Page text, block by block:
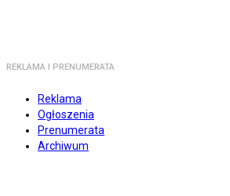
REKLAMA I PRENUMERATA
Reklama
Ogłoszenia
Prenumerata
Archiwum